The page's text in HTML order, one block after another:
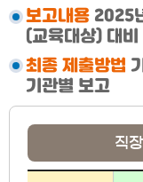
보고내용 2025
(교육대상) 대
최종 제출방법
기관별 보고
직